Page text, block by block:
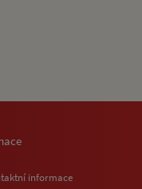
informace